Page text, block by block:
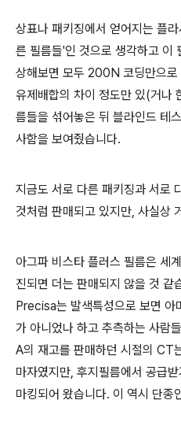
상표나 패키징에서 얻어지는 플
른 필름들'인 것으로 생각하고 이
상해보면 모두 200N 코딩만으로
유제배합의 차이 정도만 있(거나
름들을 섞어놓은 뒤 블라인드 테
사함을 보여줬습니다.
지금도 서로 다른 패키징과 서로
것처럼 판매되고 있지만, 사실상
아그파 비스타 플러스 필름은 세
진되면 더는 판매되지 않을 것
Precisa는 발색특성으로 보면
가 아니었나 하고 추측하는 사람
A의 재고를 판매하던 시절의 CT
마자였지만, 후지필름에서 공급
마킹되어 왔습니다. 이 역시 단종